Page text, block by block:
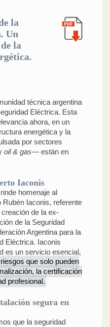
la
Un
la
técnica argentina
Eléctrica. Esta
ahora, en un
energética y la
por sectores
oil & gas— están en
Iaconis
homenaje al
Rubén Iaconis, referente
de la ex-
de la Seguridad
Argentina para la
Eléctrica. Iaconis
es un servicio esencial,
riesgos que solo pueden
la certificación
profesional.
segura en
que la seguridad